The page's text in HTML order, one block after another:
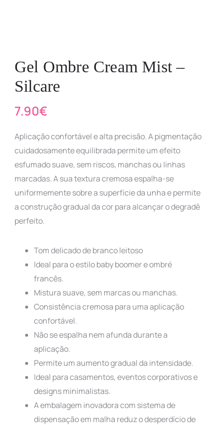
Gel Ombre Cream Mist –
Silcare
7.90€
Aplicação confortável e alta precisão. A pigmentação
cuidadosamente equilibrada permite um efeito
esfumado suave, sem riscos, manchas ou linhas
marcadas. A sua textura cremosa espalha-se
uniformemente sobre a superfície da unha e permite
a construção gradual da cor para alcançar o degradê
perfeito.
Tom delicado de branco leitoso
Ideal para o estilo baby boomer e ombré
francês.
Mistura suave, sem marcas ou manchas.
Consistência cremosa para uma aplicação
confortável.
Não se espalha nem afunda durante a
aplicação.
Permite um aumento gradual da intensidade.
Ideal para casamentos, eventos corporativos e
designs minimalistas.
A embalagem inovadora com sistema de
dispensação em malha reduz o desperdício de